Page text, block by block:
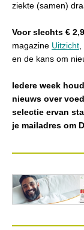
ziekte (samen)
Voor slechts €
magazine Uitzicht
en de kans om
Iedere week
nieuws over
selectie ervan
je mailadres om